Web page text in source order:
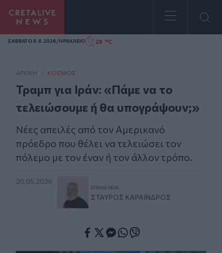
Homepage
ΣAΒΒΑΤΟ 8.8.2026/ΗΡΑΚΛΕΙΟ 28 °C
ΑΡΧΙΚΗ / ΚΌΣΜΟΣ
Τραμπ για Ιράν: «Πάμε να το
τελειώσουμε ή θα υπογράψουν;»
Νέες απειλές από τον Αμερικανό
πρόεδρο που θέλει να τελειώσει τον
πόλεμο με τον έναν ή τον άλλον τρόπο.
20.05.2026
ΕΠΙΜΈΛΕΙΑ:
ΣΤΑΎΡΟΣ ΚΑΡΑΪ́ΝΔΡΟΣ